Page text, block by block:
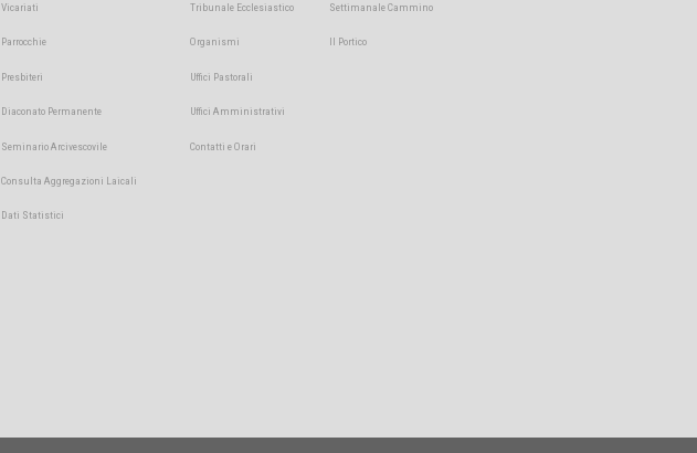
Vicariati
Parrocchie
Presbiteri
Diaconato Permanente
Seminario Arcivescovile
Consulta Aggregazioni Laicali
Dati Statistici
Tribunale Ecclesiastico
Organismi
Uffici Pastorali
Uffici Amministrativi
Contatti e Orari
Settimanale Cammino
Il Portico